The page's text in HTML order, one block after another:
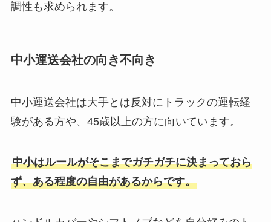
調性も求められます。
中小運送会社の向き不向き
中小運送会社は大手とは反対にトラックの運転経
験がある方や、45歳以上の方に向いています。
中小はルールがそこまでガチガチに決まっておら
ず、ある程度の自由があるからです。